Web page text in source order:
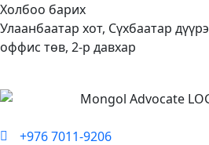
Холбоо барих
Улаанбаатар хот, Сүхбаатар
оффис төв, 2-р давхар
+976 7011-9206